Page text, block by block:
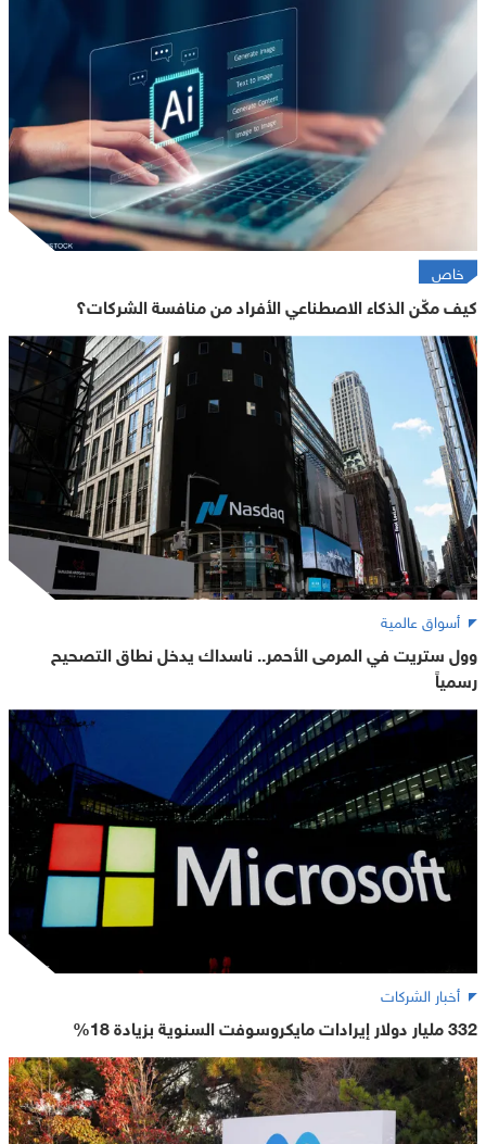
خاص
كيف مكّن الذكاء الاصطناعي الأفراد من منافسة الشركات؟
أسواق عالمية
وول ستريت في المرمى الأحمر.. ناسداك يدخل نطاق التصحيح
رسمياً
أخبار الشركات
332 مليار دولار إيرادات مايكروسوفت السنوية بزيادة 18%